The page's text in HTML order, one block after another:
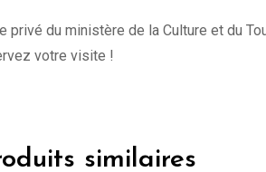
du ministère de la Culture et du
votre visite !
similaires